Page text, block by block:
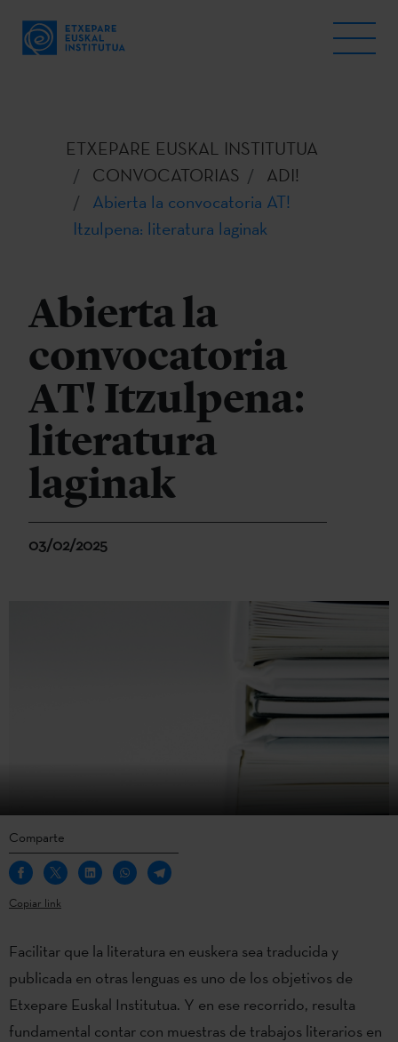
ETXEPARE EUSKAL INSTITUTUA
CONVOCATORIAS
ADI!
Abierta la convocatoria AT!
Itzulpena: literatura laginak
Abierta la
convocatoria
AT! Itzulpena:
literatura
laginak
03/02/2025
Comparte
Copiar link
Facilitar que la literatura en euskera sea traducida y
publicada en otras lenguas es uno de los objetivos de
Etxepare Euskal Institutua. Y en ese recorrido, resulta
fundamental contar con muestras de trabajos literarios en